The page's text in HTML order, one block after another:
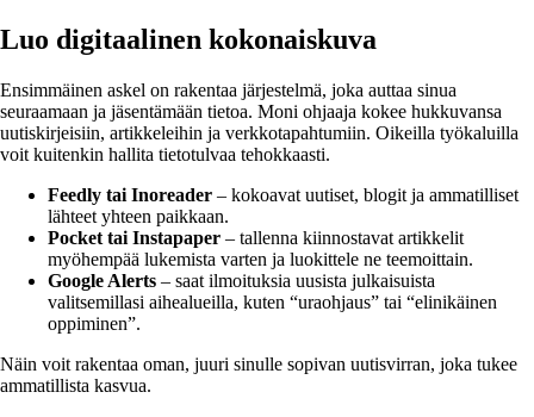
Luo digitaalinen kokonaiskuva
Ensimmäinen askel on rakentaa järjestelmä, joka auttaa sinua
seuraamaan ja jäsentämään tietoa. Moni ohjaaja kokee hukkuvansa
uutiskirjeisiin, artikkeleihin ja verkkotapahtumiin. Oikeilla työkaluilla
voit kuitenkin hallita tietotulvaa tehokkaasti.
Feedly tai Inoreader – kokoavat uutiset, blogit ja ammatilliset
lähteet yhteen paikkaan.
Pocket tai Instapaper – tallenna kiinnostavat artikkelit
myöhempää lukemista varten ja luokittele ne teemoittain.
Google Alerts – saat ilmoituksia uusista julkaisuista
valitsemillasi aihealueilla, kuten “uraohjaus” tai “elinikäinen
oppiminen”.
Näin voit rakentaa oman, juuri sinulle sopivan uutisvirran, joka tukee
ammatillista kasvua.